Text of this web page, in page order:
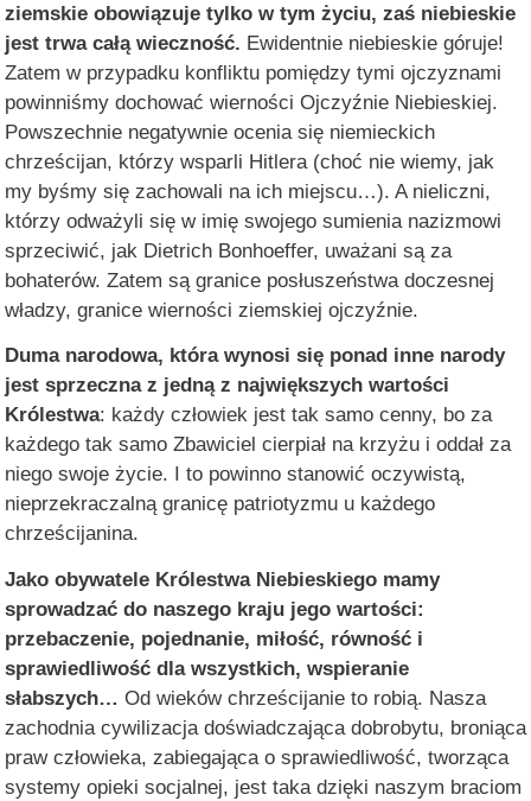
ziemskie obowiązuje tylko w tym życiu, zaś niebieskie
jest trwa całą wieczność. Ewidentnie niebieskie góruje!
Zatem w przypadku konfliktu pomiędzy tymi ojczyznami
powinniśmy dochować wierności Ojczyźnie Niebieskiej.
Powszechnie negatywnie ocenia się niemieckich
chrześcijan, którzy wsparli Hitlera (choć nie wiemy, jak
my byśmy się zachowali na ich miejscu…). A nieliczni,
którzy odważyli się w imię swojego sumienia nazizmowi
sprzeciwić, jak Dietrich Bonhoeffer, uważani są za
bohaterów. Zatem są granice posłuszeństwa doczesnej
władzy, granice wierności ziemskiej ojczyźnie.
Duma narodowa, która wynosi się ponad inne narody
jest sprzeczna z jedną z największych wartości
Królestwa: każdy człowiek jest tak samo cenny, bo za
każdego tak samo Zbawiciel cierpiał na krzyżu i oddał za
niego swoje życie. I to powinno stanowić oczywistą,
nieprzekraczalną granicę patriotyzmu u każdego
chrześcijanina.
Jako obywatele Królestwa Niebieskiego mamy
sprowadzać do naszego kraju jego wartości:
przebaczenie, pojednanie, miłość, równość i
sprawiedliwość dla wszystkich, wspieranie
słabszych… Od wieków chrześcijanie to robią. Nasza
zachodnia cywilizacja doświadczająca dobrobytu, broniąca
praw człowieka, zabiegająca o sprawiedliwość, tworząca
systemy opieki socjalnej, jest taka dzięki naszym braciom